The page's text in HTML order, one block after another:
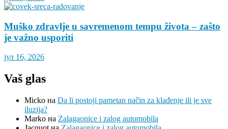
Muško zdravlje u savremenom tempu života – zašto
je važno usporiti
јул 16, 2026
Vaš glas
Micko на Da li postoji pametan način za klađenje ili je sve
iluzija?
Marko на Zalagaonice i zalog automobila